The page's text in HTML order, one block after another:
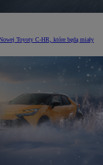
Toyoty C-HR, które będą miały